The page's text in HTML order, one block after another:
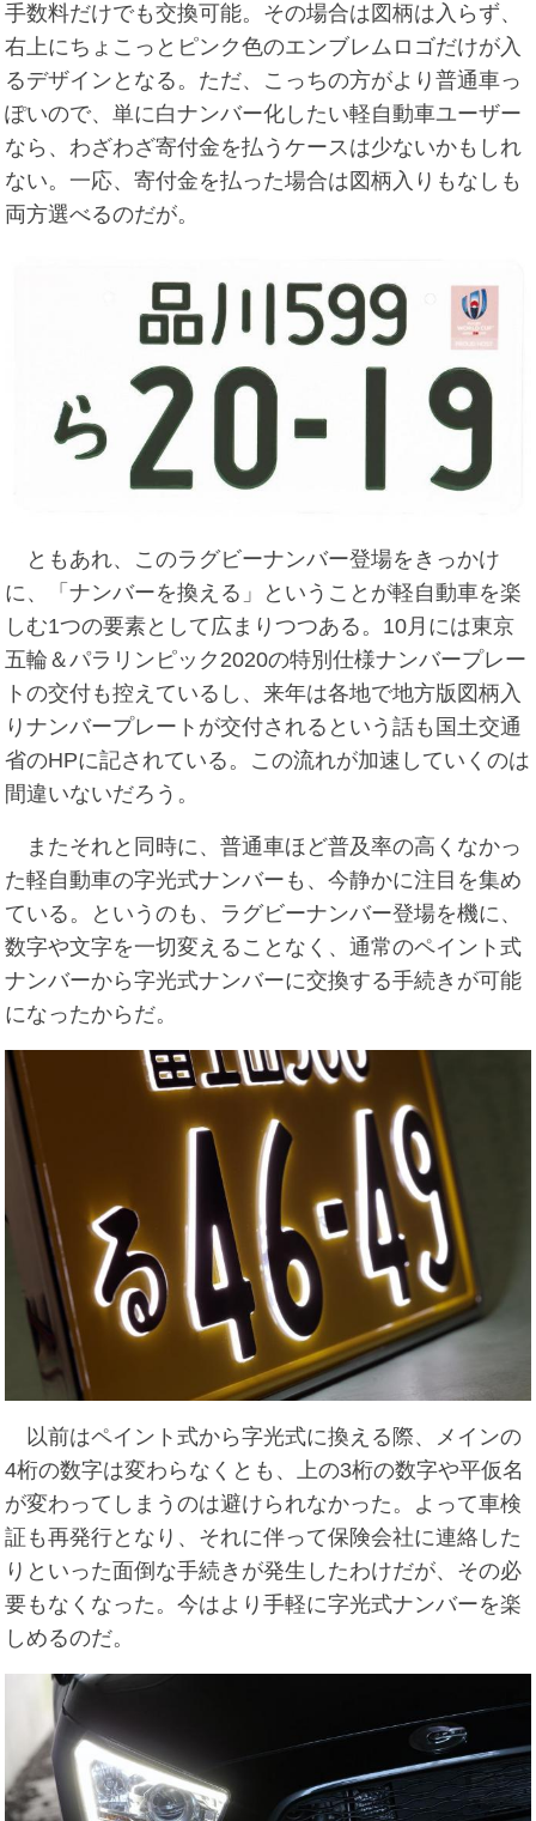
手数料だけでも交換可能。その場合は図柄は入らず、
右上にちょこっとピンク色のエンブレムロゴだけが入
るデザインとなる。ただ、こっちの方がより普通車っ
ぽいので、単に白ナンバー化したい軽自動車ユーザー
なら、わざわざ寄付金を払うケースは少ないかもしれ
ない。一応、寄付金を払った場合は図柄入りもなしも
両方選べるのだが。
ともあれ、このラグビーナンバー登場をきっかけ
に、「ナンバーを換える」ということが軽自動車を楽
しむ1つの要素として広まりつつある。10月には東京
五輪＆パラリンピック2020の特別仕様ナンバープレー
トの交付も控えているし、来年は各地で地方版図柄入
りナンバープレートが交付されるという話も国土交通
省のHPに記されている。この流れが加速していくのは
間違いないだろう。
またそれと同時に、普通車ほど普及率の高くなかっ
た軽自動車の字光式ナンバーも、今静かに注目を集め
ている。というのも、ラグビーナンバー登場を機に、
数字や文字を一切変えることなく、通常のペイント式
ナンバーから字光式ナンバーに交換する手続きが可能
になったからだ。
以前はペイント式から字光式に換える際、メインの
4桁の数字は変わらなくとも、上の3桁の数字や平仮名
が変わってしまうのは避けられなかった。よって車検
証も再発行となり、それに伴って保険会社に連絡した
りといった面倒な手続きが発生したわけだが、その必
要もなくなった。今はより手軽に字光式ナンバーを楽
しめるのだ。